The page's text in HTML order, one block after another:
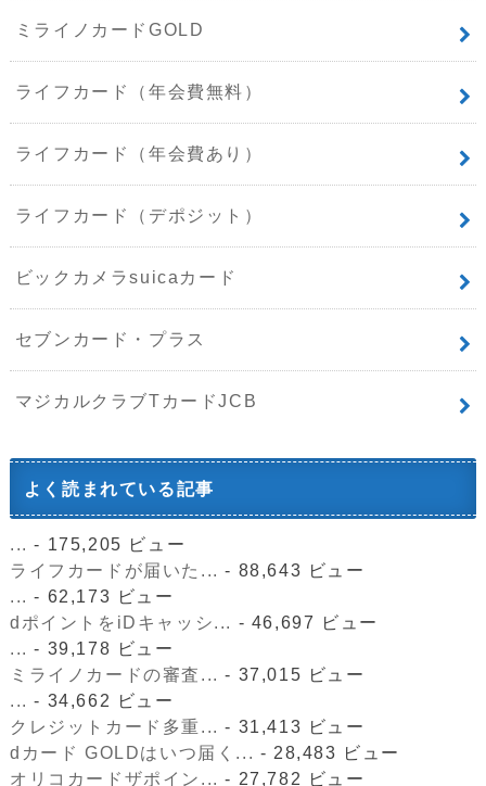
ミライノカードGOLD
ライフカード（年会費無料）
ライフカード（年会費あり）
ライフカード（デポジット）
ビックカメラsuicaカード
セブンカード・プラス
マジカルクラブTカードJCB
よく読まれている記事
... - 175,205 ビュー
ライフカードが届いた... - 88,643 ビュー
... - 62,173 ビュー
dポイントをiDキャッシ... - 46,697 ビュー
... - 39,178 ビュー
ミライノカードの審査... - 37,015 ビュー
... - 34,662 ビュー
クレジットカード多重... - 31,413 ビュー
dカード GOLDはいつ届く... - 28,483 ビュー
オリコカードザポイン... - 27,782 ビュー